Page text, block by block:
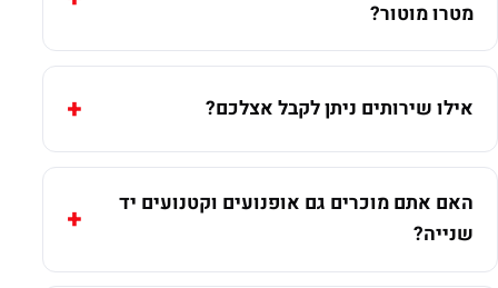
מטרו מוטור?
אילו שירותים ניתן לקבל אצלכם?
האם אתם מוכרים גם אופנועים וקטנועים יד
שנייה?